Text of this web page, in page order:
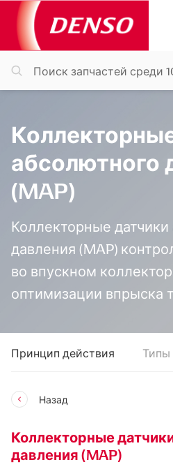
абсолютного
(MAP)
Коллекторные
давления (MAP)
во впускном
оптимизации впрыска
Принцип действия Типы
Назад
Коллекторные
давления (MAP)